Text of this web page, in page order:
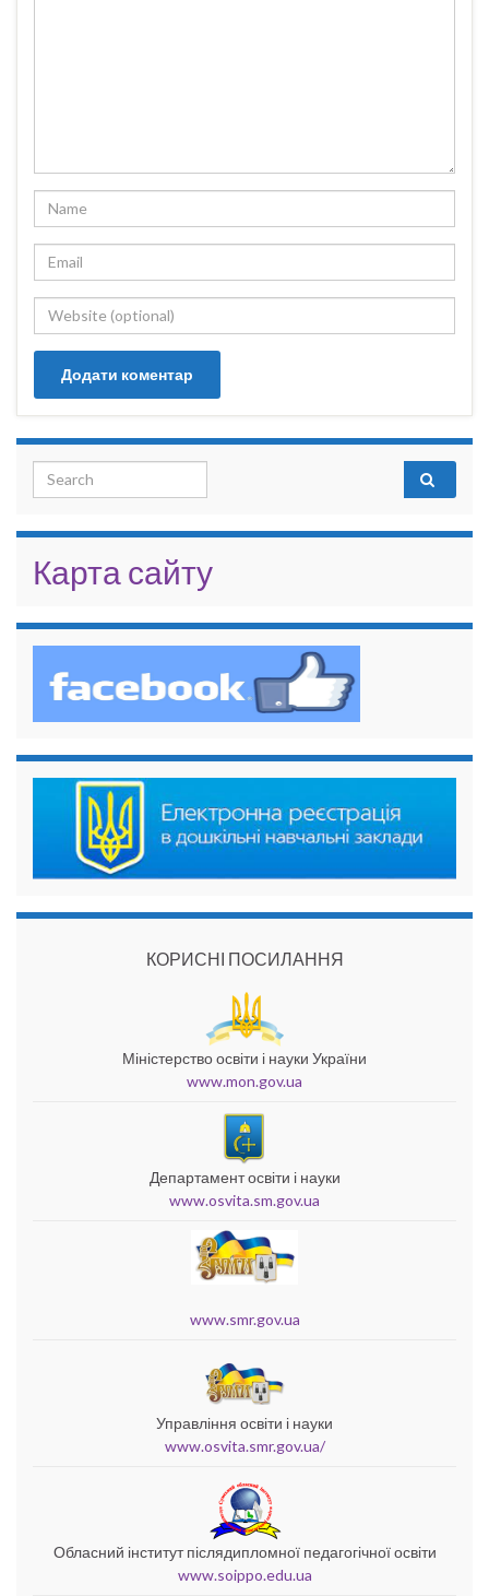
Search for:
Карта сайту
КОРИСНІ ПОСИЛАННЯ
Міністерство освіти і науки України
www.mon.gov.ua
Департамент освіти і науки
www.osvita.sm.gov.ua
www.smr.gov.ua
Управління освіти і науки
www.osvita.smr.gov.ua/
Обласний інститут післядипломної педагогічної освіти
www.soippo.edu.ua